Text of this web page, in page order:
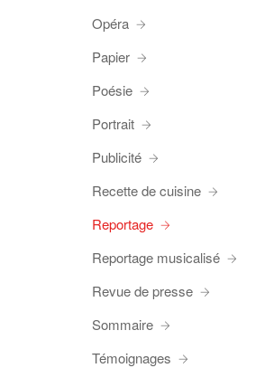
Opéra
Papier
Poésie
Portrait
Publicité
Recette de cuisine
Reportage
Reportage musicalisé
Revue de presse
Sommaire
Témoignages